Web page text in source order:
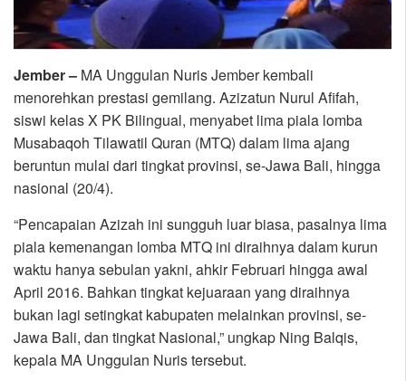
Jember – MA Unggulan Nuris Jember kembali
menorehkan prestasi gemilang. Azizatun Nurul Afifah,
siswi kelas X PK Bilingual, menyabet lima piala lomba
Musabaqoh Tilawatil Quran (MTQ) dalam lima ajang
beruntun mulai dari tingkat provinsi, se-Jawa Bali, hingga
nasional (20/4).
“Pencapaian Azizah ini sungguh luar biasa, pasalnya lima
piala kemenangan lomba MTQ ini diraihnya dalam kurun
waktu hanya sebulan yakni, ahkir Februari hingga awal
April 2016. Bahkan tingkat kejuaraan yang diraihnya
bukan lagi setingkat kabupaten melainkan provinsi, se-
Jawa Bali, dan tingkat Nasional,” ungkap Ning Balqis,
kepala MA Unggulan Nuris tersebut.